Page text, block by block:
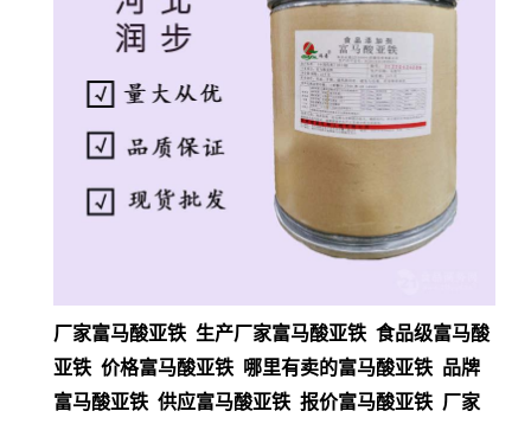
厂家富马酸亚铁 生产厂家富马酸亚铁 食品级富马酸
亚铁 价格富马酸亚铁 哪里有卖的富马酸亚铁 品牌
富马酸亚铁 供应富马酸亚铁 报价富马酸亚铁 厂家